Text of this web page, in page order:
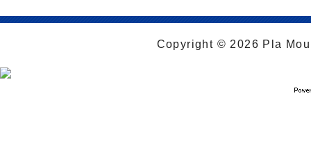
Copyright © 2026 Pla